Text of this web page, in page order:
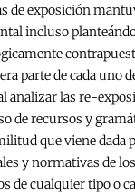
de exposición
incluso
parte de cada uno
analizar las re-
de recursos y
que viene dada
y normativas de
de cualquier tipo o